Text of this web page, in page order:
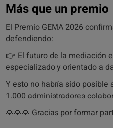
Más que un premio
El Premio GEMA 2026
defendiendo:
👉 El futuro de la mediación
especializado y orientado a
Y esto no habría sido posible
1.000 administradores
🙏🙏🙏 Gracias por formar